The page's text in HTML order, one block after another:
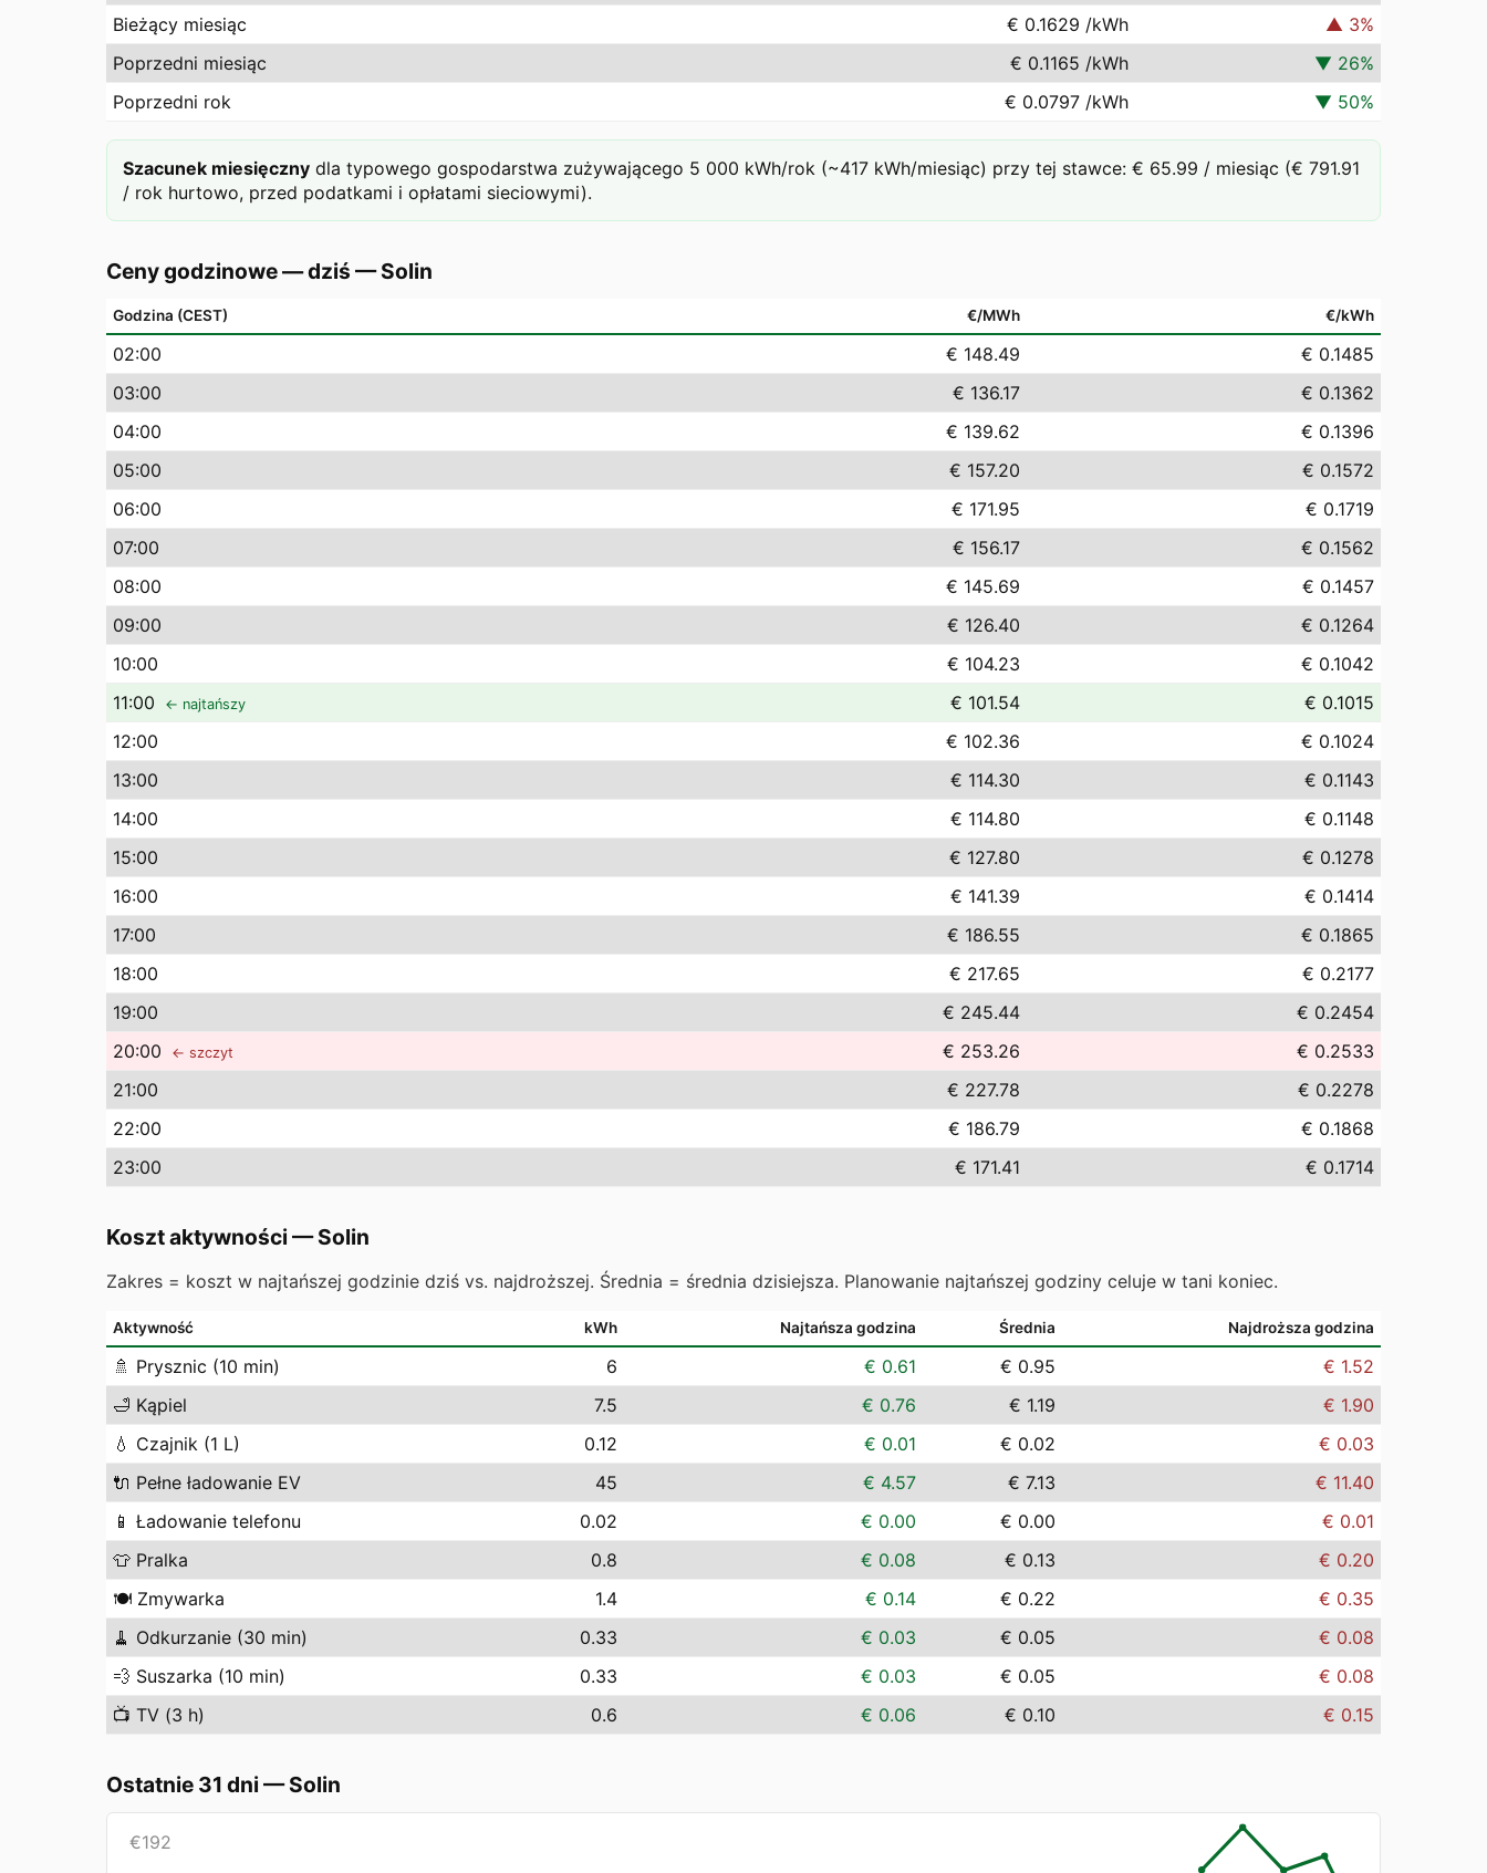
Bieżący miesiąc
€ 0.1629 /kWh ▲ 3%
Poprzedni miesiąc
€ 0.1165 /kWh ▼ 26%
Poprzedni rok
€ 0.0797 /kWh ▼ 50%
Szacunek miesięczny dla typowego gospodarstwa zużywającego 5 000 kWh/rok (~417 kWh/miesiąc) przy tej stawce: € 65.99 / miesiąc (€ 791.91
/ rok hurtowo, przed podatkami i opłatami sieciowymi).
Ceny godzinowe — dziś —Solin
Godzina (CEST) €/MWh €/kWh
02:00 € 148.49
€ 0.1485
03:00 € 136.17
€ 0.1362
04:00 € 139.62
€ 0.1396
05:00 € 157.20
€ 0.1572
06:00 € 171.95
€ 0.1719
07:00 € 156.17
€ 0.1562
08:00 € 145.69
€ 0.1457
09:00 € 126.40
€ 0.1264
10:00 € 104.23
€ 0.1042
11:00 ← najtańszy € 101.54
€ 0.1015
12:00 € 102.36
€ 0.1024
13:00 € 114.30
€ 0.1143
14:00 € 114.80
€ 0.1148
15:00 € 127.80
€ 0.1278
16:00 € 141.39
€ 0.1414
17:00 € 186.55
€ 0.1865
18:00 € 217.65
€ 0.2177
19:00 € 245.44
€ 0.2454
20:00 ← szczyt € 253.26
€ 0.2533
21:00 € 227.78
€ 0.2278
22:00 € 186.79
€ 0.1868
23:00 € 171.41 € 0.1714
Koszt aktywności —Solin
Zakres = koszt w najtańszej godzinie dziś vs. najdroższej. Średnia = średnia dzisiejsza. Planowanie najtańszej godziny celuje w tani koniec.
Aktywność kWh Najtańsza godzina Średnia Najdroższa godzina
🚿 Prysznic (10 min) 6 € 0.61 € 0.95
€ 1.52
🛁 Kąpiel 7.5 € 0.76 € 1.19
€ 1.90
💧 Czajnik (1 L) 0.12 € 0.01 € 0.02
€ 0.03
🔌 Pełne ładowanie EV 45 € 4.57 € 7.13
€ 11.40
📱 Ładowanie telefonu 0.02 € 0.00 € 0.00
€ 0.01
👕 Pralka 0.8 € 0.08 € 0.13
€ 0.20
🍽️ Zmywarka 1.4 € 0.14 € 0.22
€ 0.35
🧹 Odkurzanie (30 min) 0.33 € 0.03 € 0.05
€ 0.08
💨 Suszarka (10 min) 0.33 € 0.03 € 0.05
€ 0.08
📺 TV (3 h) 0.6 € 0.06 € 0.10 € 0.15
Ostatnie 31 dni —Solin
€192